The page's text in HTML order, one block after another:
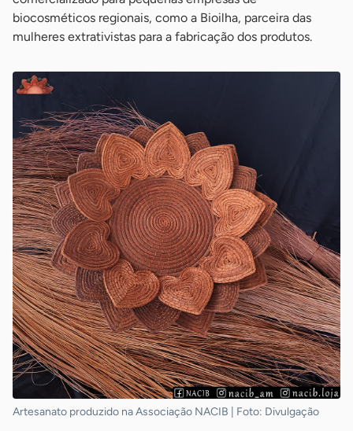
biocosméticos regionais, como a Bioilha, parceira das
mulheres extrativistas para a fabricação dos produtos.
Artesanato produzido na Associação NACIB | Foto: Divulgação